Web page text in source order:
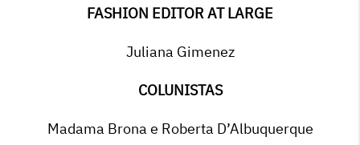
FASHION EDITOR AT LARGE
Juliana Gimenez
COLUNISTAS
Madama Brona e Roberta D’Albuquerque